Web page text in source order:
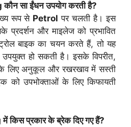
सा ईंधन उपयोग करती है?
रूप से Petrol पर चलती है। इस
प्रदर्शन और माइलेज को प्रभावित
बाइक का चयन करते हैं, तो यह
उपयुक्त हो सकती है। इसके विपरीत,
के लिए अनुकूल और रखरखाव में सस्ती
को उपभोक्ताओं के लिए किफायती
प्रकार के ब्रेक दिए गए हैं?